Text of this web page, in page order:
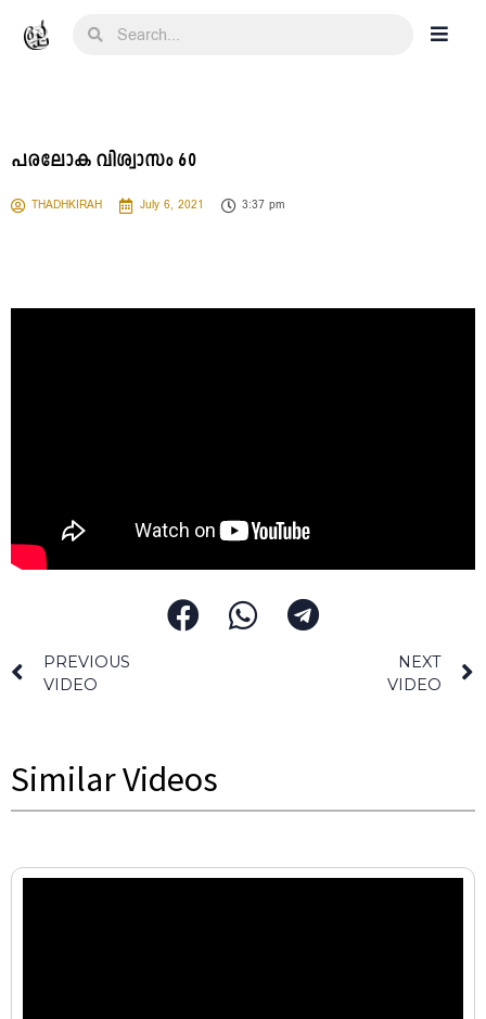
പരലോക വിശ്വാസം 60
THADHKIRAH July 6, 2021 3:37 pm
PREVIOUS
VIDEO
NEXT
VIDEO
Similar Videos